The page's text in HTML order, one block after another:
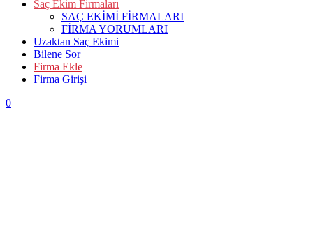
Saç Ekim Firmaları
SAÇ EKİMİ FİRMALARI
FİRMA YORUMLARI
Uzaktan Saç Ekimi
Bilene Sor
Firma Ekle
Firma Girişi
0